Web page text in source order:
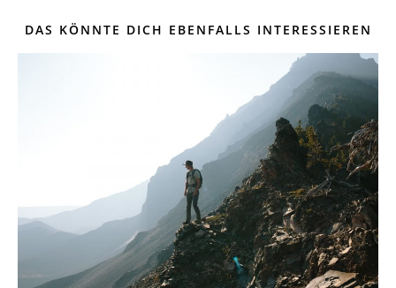
DAS KÖNNTE DICH EBENFALLS INTERESSIEREN